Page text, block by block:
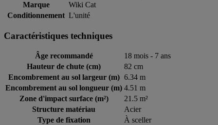
Marque
Wiki Cat
Conditionnement L'unité
Caractéristiques techniques
Âge recommandé
18 mois - 7 ans
Hauteur de chute (cm)
82 cm
Encombrement au sol largeur (m) 6.34 m
Encombrement au sol longueur (m) 4.51 m
Zone d'impact surface (m²)
21.5 m²
Structure matériau
Acier
Type de fixation
À sceller